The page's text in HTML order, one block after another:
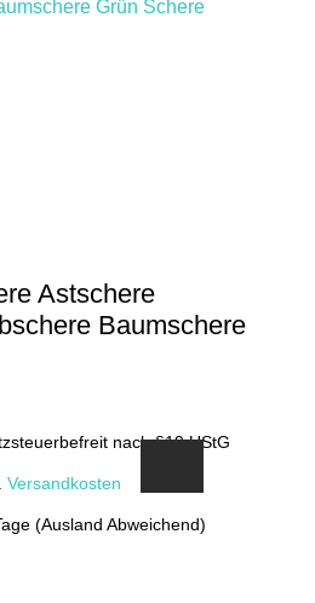
Astschere
Baumschere
nach §19 UStG
Versandkosten
(Ausland Abweichend)